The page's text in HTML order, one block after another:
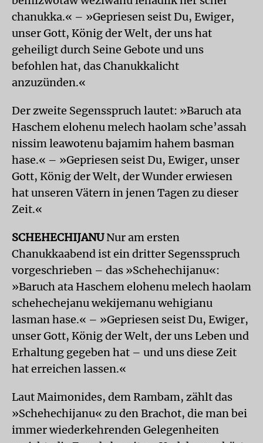
chanukka.« – »Gepriesen seist Du, Ewiger,
unser Gott, König der Welt, der uns hat
geheiligt durch Seine Gebote und uns
befohlen hat, das Chanukkalicht
anzuzünden.«
Der zweite Segensspruch lautet: »Baruch ata
Haschem elohenu melech haolam sche’assah
nissim leawotenu bajamim hahem basman
hase.« – »Gepriesen seist Du, Ewiger, unser
Gott, König der Welt, der Wunder erwiesen
hat unseren Vätern in jenen Tagen zu dieser
Zeit.«
SCHEHECHIJANUNur am ersten
Chanukkaabend ist ein dritter Segensspruch
vorgeschrieben – das »Schehechijanu«:
»Baruch ata Haschem elohenu melech haolam
schehechejanu wekijemanu wehigianu
lasman hase.« – »Gepriesen seist Du, Ewiger,
unser Gott, König der Welt, der uns Leben und
Erhaltung gegeben hat – und uns diese Zeit
hat erreichen lassen.«
Laut Maimonides, dem Rambam, zählt das
»Schehechijanu« zu den Brachot, die man bei
immer wiederkehrenden Gelegenheiten